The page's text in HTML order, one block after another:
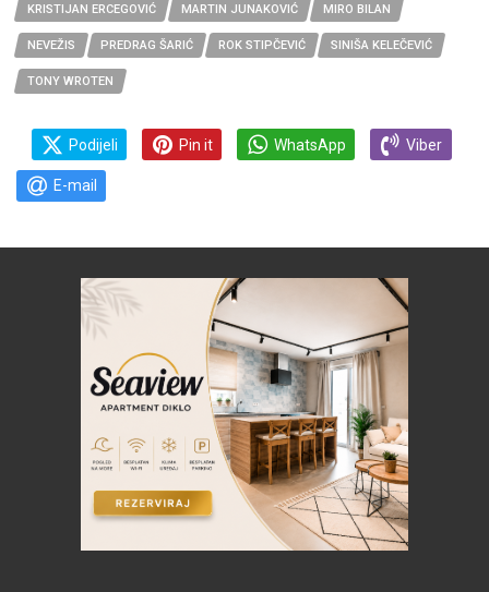
KRISTIJAN ERCEGOVIĆ MARTIN JUNAKOVIĆ MIRO BILAN
NEVEŽIS PREDRAG ŠARIĆ ROK STIPČEVIĆ SINIŠA KELEČEVIĆ
TONY WROTEN
Podijeli Pin it WhatsApp Viber
E-mail